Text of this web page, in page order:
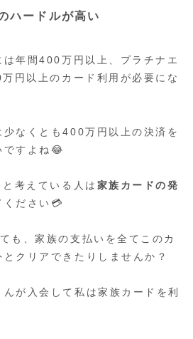
ハードルが高い
年間400万円以上、プラチナエ
円以上のカード利用が必要にな
なくとも400万円以上の決済を
ですよね😂
考えている人は 家族カードの発
ください💳
も、家族の支払いを全てこのカ
クリアできたりしませんか？
が入会して私は家族カードを利